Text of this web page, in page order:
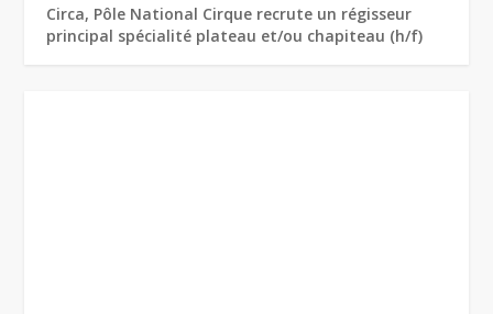
Circa, Pôle National Cirque recrute un régisseur
principal spécialité plateau et/ou chapiteau (h/f)